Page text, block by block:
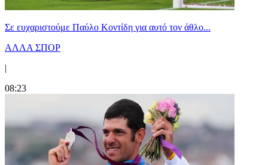
Σε ευχαριστούμε Παύλο Κοντίδη για αυτό τον άθλο...
ΑΛΛΑ ΣΠΟΡ
|
08:23